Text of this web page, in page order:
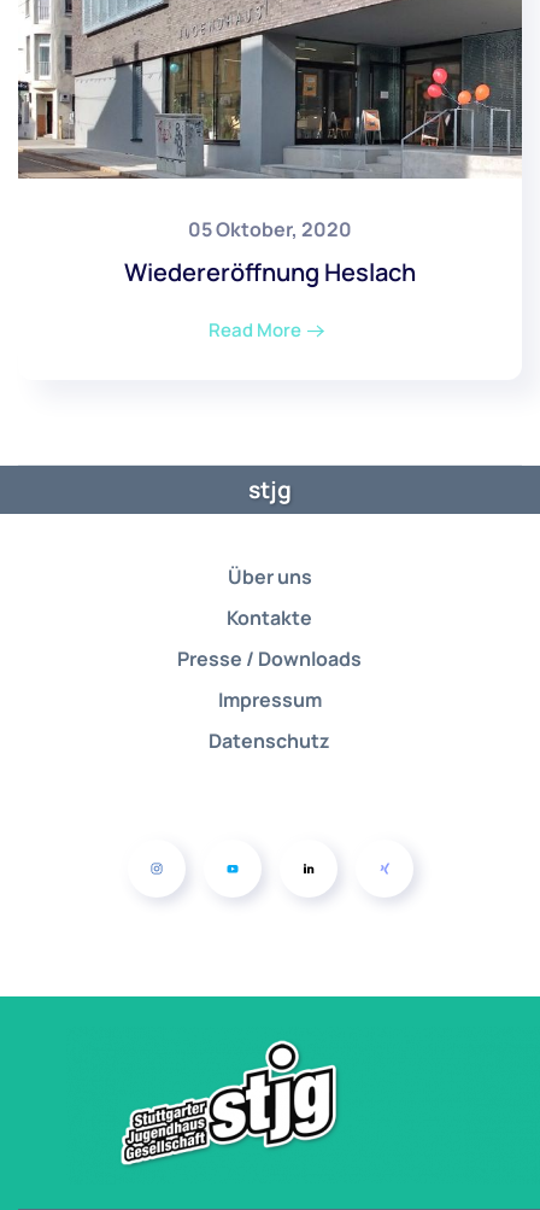
05 Oktober, 2020
Wiedereröffnung Heslach
Read More
stjg
Über uns
Kontakte
Presse / Downloads
Impressum
Datenschutz